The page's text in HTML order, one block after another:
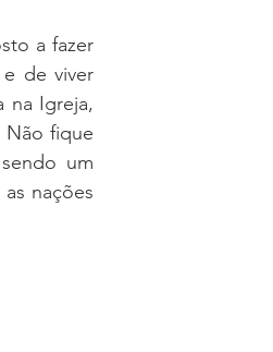
a fazer
de viver
na Igreja,
Não fique
um
nações